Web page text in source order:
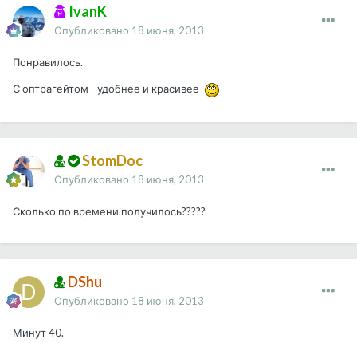
IvanK
Опубликовано 18 июня, 2013
Понравилось.
С оптрагейтом - удобнее и красивее
StomDoc
Опубликовано 18 июня, 2013
Сколько по времени получилось?????
DShu
Опубликовано 18 июня, 2013
Минут 40.